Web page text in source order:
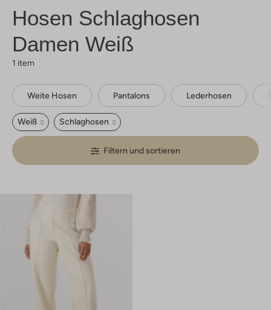
Hosen Schlaghosen
Damen Weiß
1 item
Weite Hosen Pantalons Lederhosen
Weiß Schlaghosen
Filtern und sortieren